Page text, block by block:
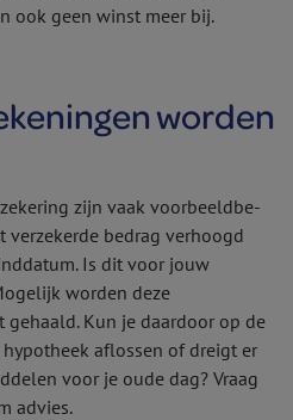
ook geen winst meer bij.
worden
zijn vaak voorbeeldbe­
verzekerde bedrag verhoogd
Is dit voor jouw
worden deze
Kun je daardoor op de
aflossen of dreigt er
voor je oude dag? Vraag
advies.